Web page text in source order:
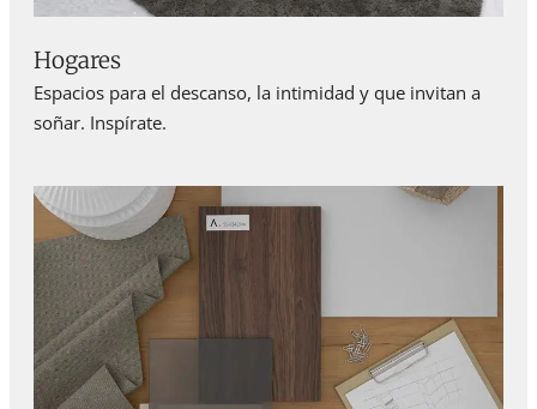
Hogares
Espacios para el descanso, la intimidad y que invitan a
soñar. Inspírate.